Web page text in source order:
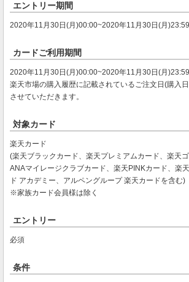
エントリー期間
2020年11月30日(月)00:00~2020年11月30日(月)23:59
カードご利用期間
2020年11月30日(月)00:00~2020年11月30日(月)23:59
楽天市場の購入履歴に記載されているご注文日(購入
させていただきます。
対象カード
楽天カード
(楽天ブラックカード、楽天プレミアムカード、楽天
ANAマイレージクラブカード、楽天PINKカード、楽
ド アカデミー、アルペングループ 楽天カードを含む)
※家族カード会員様は除く
エントリー
必須
条件